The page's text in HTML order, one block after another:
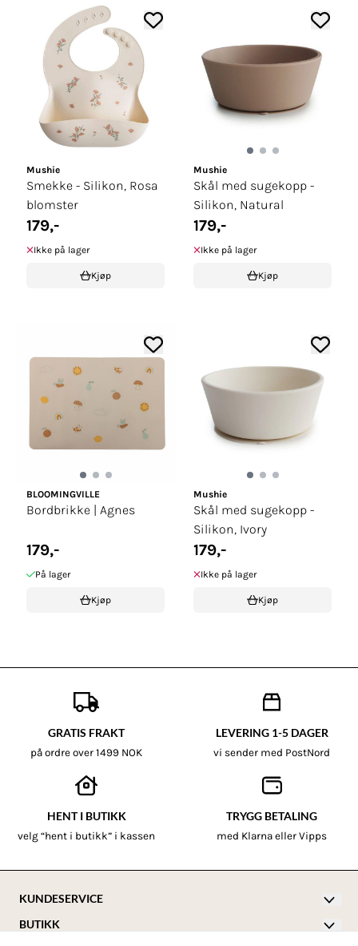
Mushie
Smekke - Silikon, Rosa
blomster
179,-
Ikke på lager
Kjøp
Mushie
Skål med sugekopp -
Silikon, Natural
179,-
Ikke på lager
Kjøp
BLOOMINGVILLE
Bordbrikke | Agnes
179,-
På lager
Kjøp
Mushie
Skål med sugekopp -
Silikon, Ivory
179,-
Ikke på lager
Kjøp
GRATIS FRAKT
på ordre over 1499 NOK
LEVERING 1-5 DAGER
vi sender med PostNord
HENT I BUTIKK
velg “hent i butikk” i kassen
TRYGG BETALING
med Klarna eller Vipps
KUNDESERVICE
hallo@barneredet.no
BUTIKK